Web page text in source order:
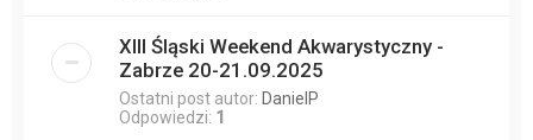
XIII Śląski Weekend Akwarystyczny -
Zabrze 20-21.09.2025
Ostatni post autor: DanielP
Odpowiedzi: 1